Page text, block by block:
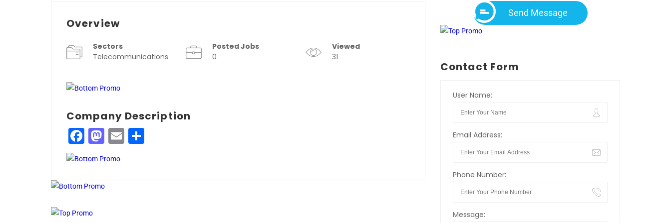
Overview
Sectors
Telecommunications
Posted Jobs
0
Viewed
31
Company Description
Facebook
Mastodon
Email
Send Message
Contact Form
User Name:
Email Address:
Phone Number:
Message: